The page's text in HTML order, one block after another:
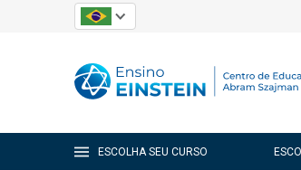
ESCOLHA SEU CURSO